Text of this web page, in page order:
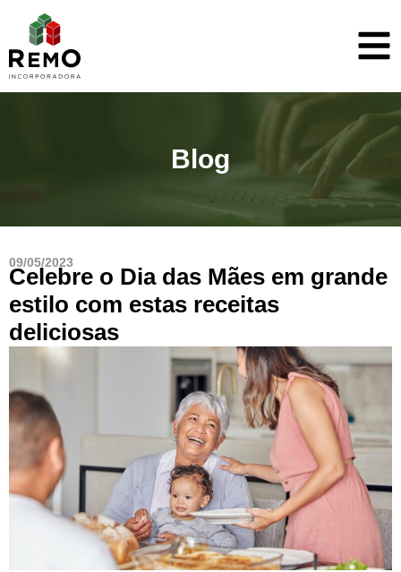
Blog
09/05/2023
Celebre o Dia das Mães em grande
estilo com estas receitas
deliciosas